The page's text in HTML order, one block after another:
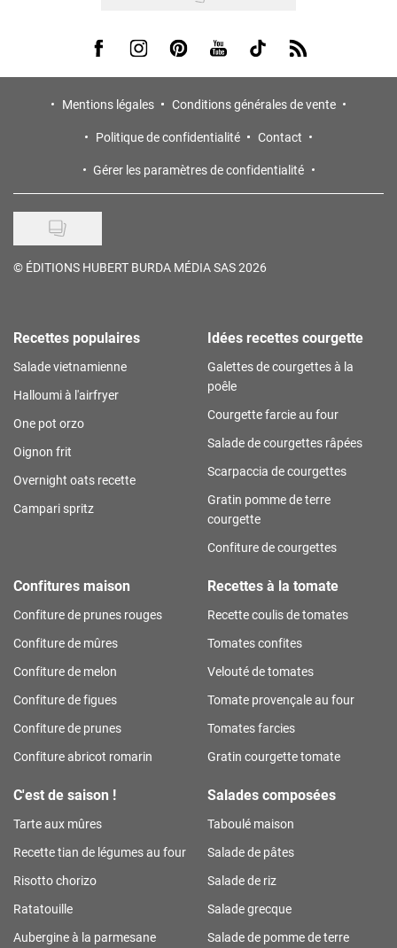
Visit us on Facebook
Visit us on Instagram
Visit us on Pinterest
Visit us on Youtube
Visit us on Tiktok
Visit us on Rss
Mentions légales
Conditions générales de vente
Politique de confidentialité
Contact
Gérer les paramètres de confidentialité
© ÉDITIONS HUBERT BURDA MÉDIA SAS 2026
Recettes populaires
Salade vietnamienne
Halloumi à l'airfryer
One pot orzo
Oignon frit
Overnight oats recette
Campari spritz
Idées recettes courgette
Galettes de courgettes à la
poêle
Courgette farcie au four
Salade de courgettes râpées
Scarpaccia de courgettes
Gratin pomme de terre
courgette
Confiture de courgettes
Confitures maison
Confiture de prunes rouges
Confiture de mûres
Confiture de melon
Confiture de figues
Confiture de prunes
Confiture abricot romarin
Recettes à la tomate
Recette coulis de tomates
Tomates confites
Velouté de tomates
Tomate provençale au four
Tomates farcies
Gratin courgette tomate
C'est de saison !
Tarte aux mûres
Recette tian de légumes au four
Risotto chorizo
Ratatouille
Aubergine à la parmesane
Salades composées
Taboulé maison
Salade de pâtes
Salade de riz
Salade grecque
Salade de pomme de terre